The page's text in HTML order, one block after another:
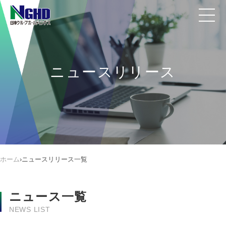
ニュースリリース
ホーム›ニュースリリース一覧
ニュース一覧
NEWS LIST